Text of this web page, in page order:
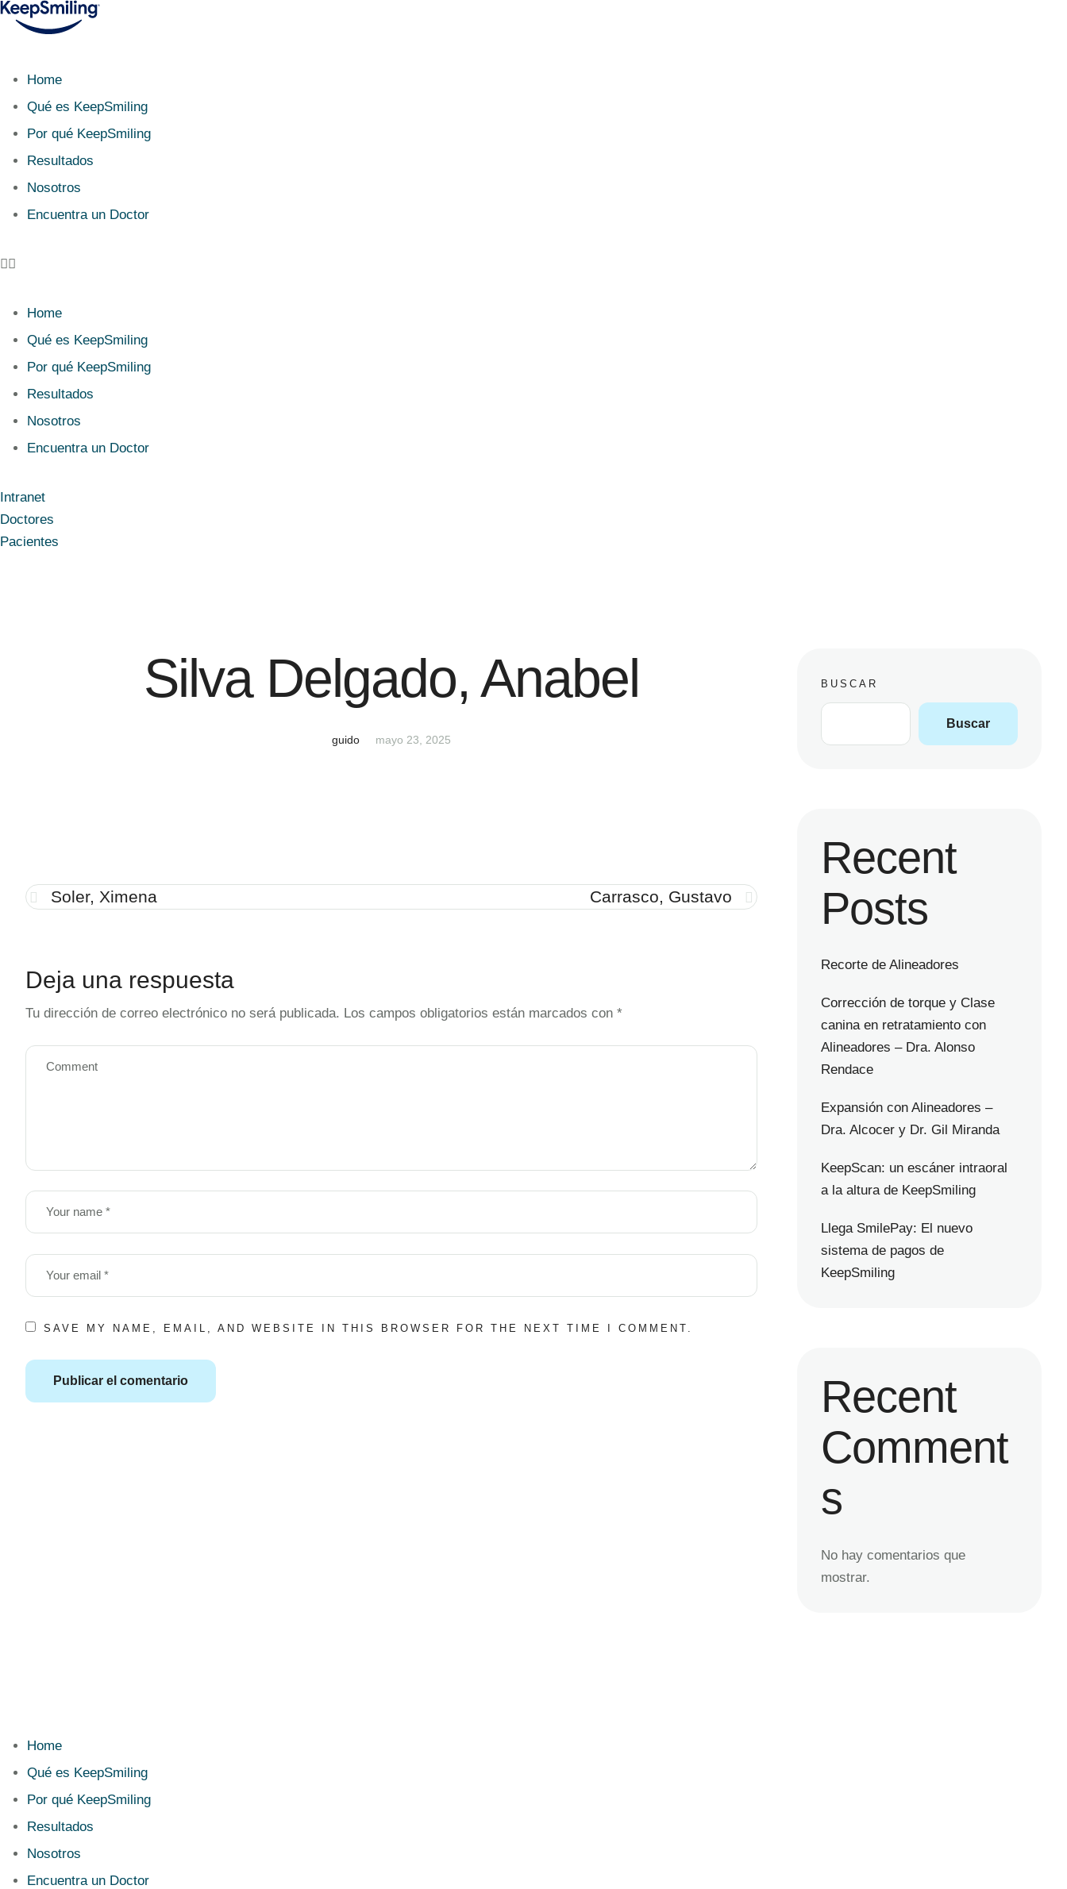
Home
Qué es KeepSmiling
Por qué KeepSmiling
Resultados
Nosotros
Encuentra un Doctor
Home
Qué es KeepSmiling
Por qué KeepSmiling
Resultados
Nosotros
Encuentra un Doctor
Intranet
Doctores
Pacientes
Silva Delgado, Anabel
guido mayo 23, 2025
Soler, Ximena Carrasco, Gustavo
Deja una respuesta
Tu dirección de correo electrónico no será publicada. Los campos obligatorios están marcados con *
SAVE MY NAME, EMAIL, AND WEBSITE IN THIS BROWSER FOR THE NEXT TIME I COMMENT.
BUSCAR
Buscar
Recent
Posts
Recorte de Alineadores
Corrección de torque y Clase
canina en retratamiento con
Alineadores – Dra. Alonso
Rendace
Expansión con Alineadores –
Dra. Alcocer y Dr. Gil Miranda
KeepScan: un escáner intraoral
a la altura de KeepSmiling
Llega SmilePay: El nuevo
sistema de pagos de
KeepSmiling
Recent
Comment
s
No hay comentarios que
mostrar.
Home
Qué es KeepSmiling
Por qué KeepSmiling
Resultados
Nosotros
Encuentra un Doctor